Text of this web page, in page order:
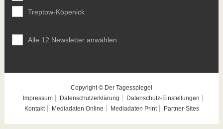
Treptow-Köpenick
Alle 12 Newsletter anwählen
Copyright © Der Tagesspiegel
Impressum
Datenschutzerklärung
Datenschutz-Einstellungen
Kontakt
Mediadaten Online Mediadaten Print Partner-Sites